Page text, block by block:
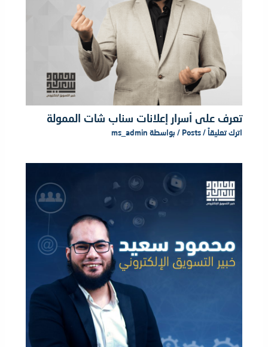
تعرف على أسرار إعلانات سناب شات الممولة
اترك تعليقاً /
Posts / بواسطة ms_admin